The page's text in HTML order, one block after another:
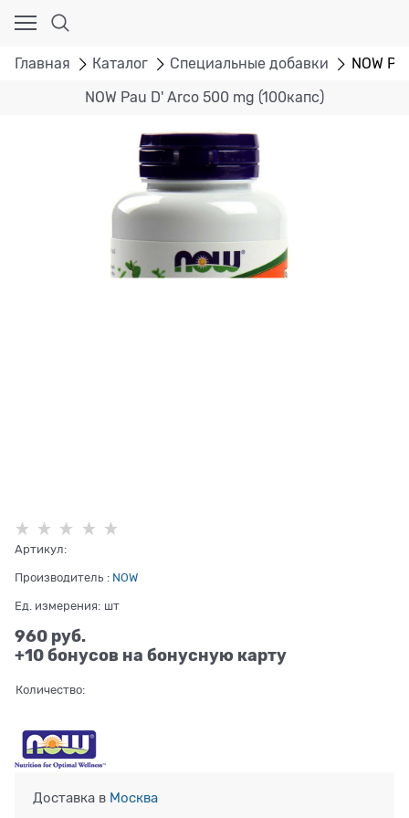
Главная Каталог Специальные добавки NOW
NOW Pau D' Arco 500 mg (100капс)
Артикул:
Производитель : NOW
Ед. измерения: шт
960 руб.
+10 бонусов на бонусную карту
Количество:
Доставка в Москва